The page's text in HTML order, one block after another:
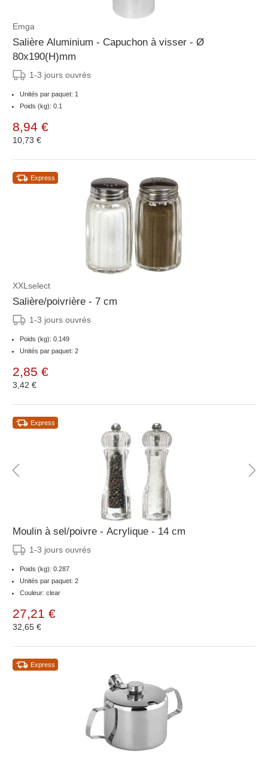
Emga
Salière Aluminium - Capuchon à visser - Ø
80x190(H)mm
1-3 jours ouvrés
Unités par paquet: 1
Poids (kg): 0.1
8,94 €
10,73 €
Express
XXLselect
Salière/poivrière - 7 cm
1-3 jours ouvrés
Poids (kg): 0.149
Unités par paquet: 2
2,85 €
3,42 €
Express
Moulin à sel/poivre - Acrylique - 14 cm
1-3 jours ouvrés
Poids (kg): 0.287
Unités par paquet: 2
Couleur: clear
27,21 €
32,65 €
Express